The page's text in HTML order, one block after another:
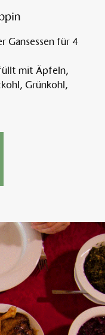
Gansessen für 4
mit Äpfeln,
Grünkohl,